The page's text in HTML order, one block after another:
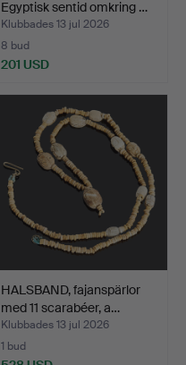
Egyptisk sentid omkring …
Klubbades 13 jul 2026
8 bud
201 USD
HALSBAND, fajanspärlor
med 11 scarabéer, a…
Klubbades 13 jul 2026
1 bud